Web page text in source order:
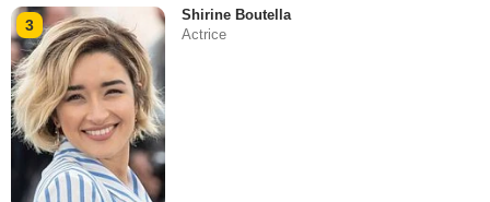
3
Shirine Boutella
Actrice